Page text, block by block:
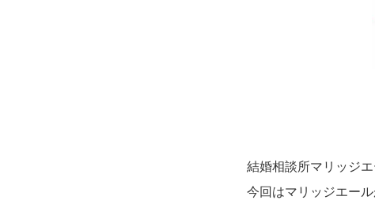
結婚相談所マリッジエ
今回はマリッジエー